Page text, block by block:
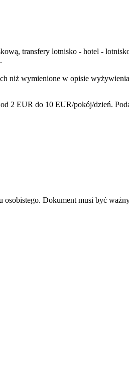
transfery lotnisko - hotel -
niż wymienione w opisie
2 EUR do 10 EUR/pokój/dzień.
Dokument musi być